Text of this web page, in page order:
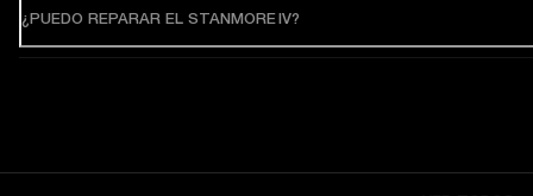
¿PUEDO REPARAR EL STANMORE IV?